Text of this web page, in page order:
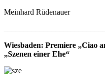
Meinhard Rüdenauer
Wiesbaden: Premiere „Ciao
„Szenen einer Ehe“